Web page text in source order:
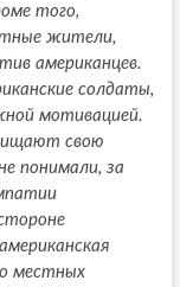
того,
жители,
американцев.
солдаты,
мотивацией.
свою
понимали, за
местных